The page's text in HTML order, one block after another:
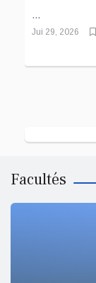
...
Jui 29, 2026
Facultés